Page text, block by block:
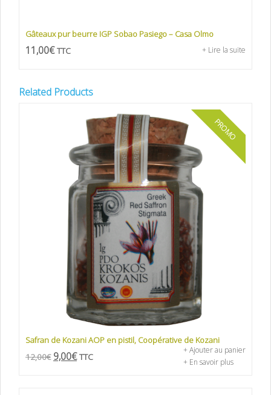
Gâteaux pur beurre IGP Sobao Pasiego – Casa Olmo
11,00€ TTC + Lire la suite
Related Products
PROMO
Safran de Kozani AOP en pistil, Coopérative de Kozani
12,00€ 9,00€ TTC
+ Ajouter au panier
+ En savoir plus